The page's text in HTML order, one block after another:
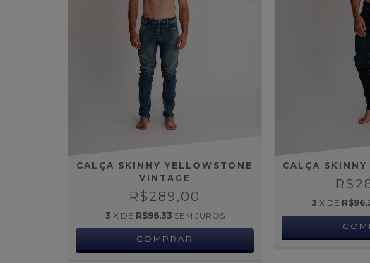
CALÇA SKINNY YELLOWSTONE
VINTAGE
R$289,00
3 X DE R$96,33 SEM JUROS
COMPRAR
CALÇA
3 X DE